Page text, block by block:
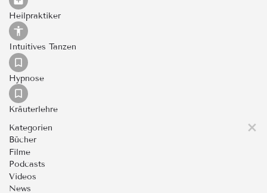
Heilpraktiker
Intuitives Tanzen
Hypnose
Kräuterlehre
Kategorien
Bücher
Filme
Podcasts
Videos
News